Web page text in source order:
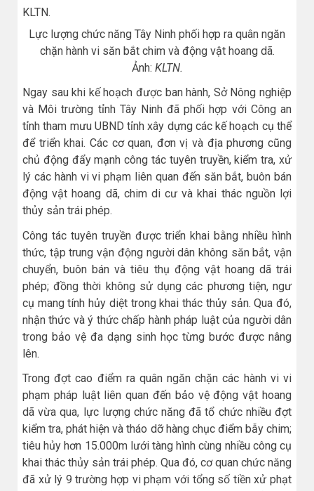
Lực lượng chức năng Tây Ninh phối hợp ra quân ngăn
chặn hành vi săn bắt chim và động vật hoang dã.
Ảnh: KLTN.
Ngay sau khi kế hoạch được ban hành, Sở Nông nghiệp
và Môi trường tỉnh Tây Ninh đã phối hợp với Công an
tỉnh tham mưu UBND tỉnh xây dựng các kế hoạch cụ thể
để triển khai. Các cơ quan, đơn vị và địa phương cũng
chủ động đẩy mạnh công tác tuyên truyền, kiểm tra, xử
lý các hành vi vi phạm liên quan đến săn bắt, buôn bán
động vật hoang dã, chim di cư và khai thác nguồn lợi
thủy sản trái phép.
Công tác tuyên truyền được triển khai bằng nhiều hình
thức, tập trung vận động người dân không săn bắt, vận
chuyển, buôn bán và tiêu thụ động vật hoang dã trái
phép; đồng thời không sử dụng các phương tiện, ngư
cụ mang tính hủy diệt trong khai thác thủy sản. Qua đó,
nhận thức và ý thức chấp hành pháp luật của người dân
trong bảo vệ đa dạng sinh học từng bước được nâng
lên.
Trong đợt cao điểm ra quân ngăn chặn các hành vi vi
phạm pháp luật liên quan đến bảo vệ động vật hoang
dã vừa qua, lực lượng chức năng đã tổ chức nhiều đợt
kiểm tra, phát hiện và tháo dỡ hàng chục điểm bẫy chim;
tiêu hủy hơn 15.000m lưới tàng hình cùng nhiều công cụ
khai thác thủy sản trái phép. Qua đó, cơ quan chức năng
đã xử lý 9 trường hợp vi phạm với tổng số tiền xử phạt